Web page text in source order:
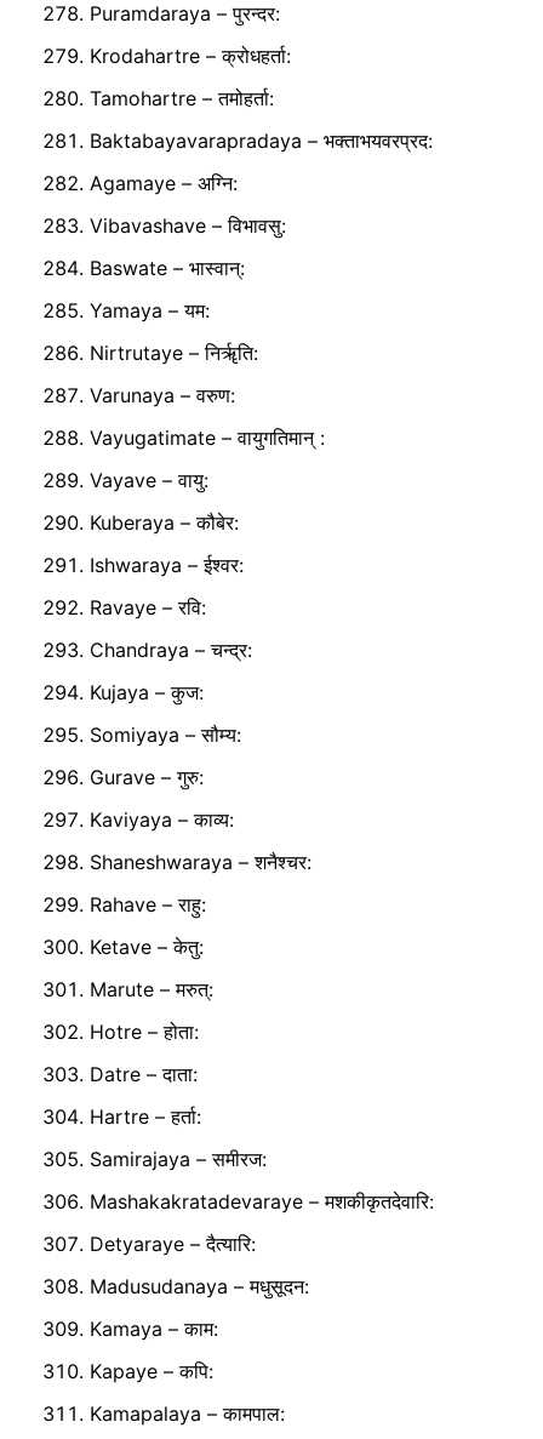
Puramdaraya – पुरन्दर:
Krodahartre – क्रोधहर्ता:
Tamohartre – तमोहर्ता:
Baktabayavarapradaya – भक्ताभयवरप्रद:
Agamaye – अग्नि:
Vibavashave – विभावसु:
Baswate – भास्वान्:
Yamaya – यम:
Nirtrutaye – निर्ॠति:
Varunaya – वरुण:
Vayugatimate – वायुगतिमान् :
Vayave – वायु:
Kuberaya – कौबेर:
Ishwaraya – ईश्वर:
Ravaye – रवि:
Chandraya – चन्द्र:
Kujaya – कुज:
Somiyaya – सौम्य:
Gurave – गुरु:
Kaviyaya – काव्य:
Shaneshwaraya – शनैश्चर:
Rahave – राहु:
Ketave – केतु:
Marute – मरुत्:
Hotre – होता:
Datre – दाता:
Hartre – हर्ता:
Samirajaya – समीरज:
Mashakakratadevaraye – मशकीकृतदेवारि:
Detyaraye – दैत्यारि:
Madusudanaya – मधुसूदन:
Kamaya – काम:
Kapaye – कपि:
Kamapalaya – कामपाल: